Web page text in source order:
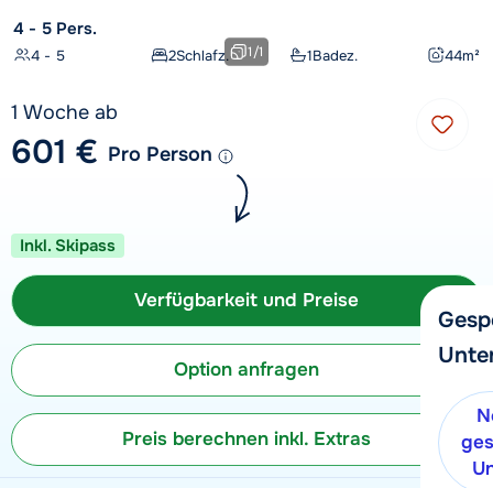
4 - 5 Pers.
4 - 5 2Schlafz. 1Badez. 44m²
1/1
1 Woche ab
601 € Pro Person
Inkl. Skipass
Verfügbarkeit und Preise
Option anfragen
Preis berechnen inkl. Extras